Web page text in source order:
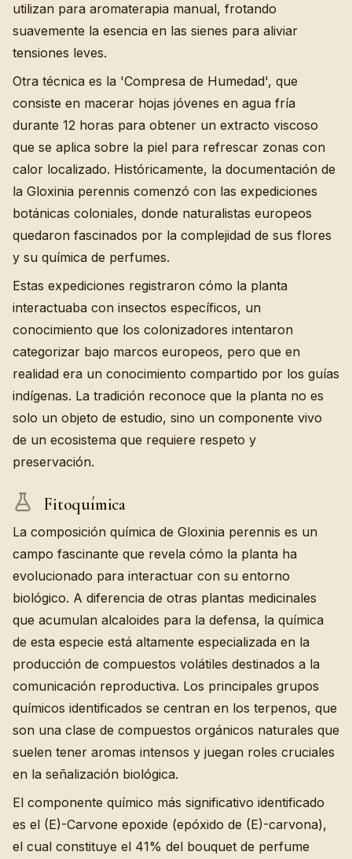
utilizan para aromaterapia manual, frotando
suavemente la esencia en las sienes para aliviar
tensiones leves.
Otra técnica es la 'Compresa de Humedad', que
consiste en macerar hojas jóvenes en agua fría
durante 12 horas para obtener un extracto viscoso
que se aplica sobre la piel para refrescar zonas con
calor localizado. Históricamente, la documentación de
la Gloxinia perennis comenzó con las expediciones
botánicas coloniales, donde naturalistas europeos
quedaron fascinados por la complejidad de sus flores
y su química de perfumes.
Estas expediciones registraron cómo la planta
interactuaba con insectos específicos, un
conocimiento que los colonizadores intentaron
categorizar bajo marcos europeos, pero que en
realidad era un conocimiento compartido por los guías
indígenas. La tradición reconoce que la planta no es
solo un objeto de estudio, sino un componente vivo
de un ecosistema que requiere respeto y
preservación.
Fitoquímica
La composición química de Gloxinia perennis es un
campo fascinante que revela cómo la planta ha
evolucionado para interactuar con su entorno
biológico. A diferencia de otras plantas medicinales
que acumulan alcaloides para la defensa, la química
de esta especie está altamente especializada en la
producción de compuestos volátiles destinados a la
comunicación reproductiva. Los principales grupos
químicos identificados se centran en los terpenos, que
son una clase de compuestos orgánicos naturales que
suelen tener aromas intensos y juegan roles cruciales
en la señalización biológica.
El componente químico más significativo identificado
es el (E)-Carvone epoxide (epóxido de (E)-carvona),
el cual constituye el 41% del bouquet de perfume